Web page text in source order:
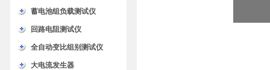
蓄电池组负载测试仪
回路电阻测试仪
全自动变比组别测试仪
大电流发生器